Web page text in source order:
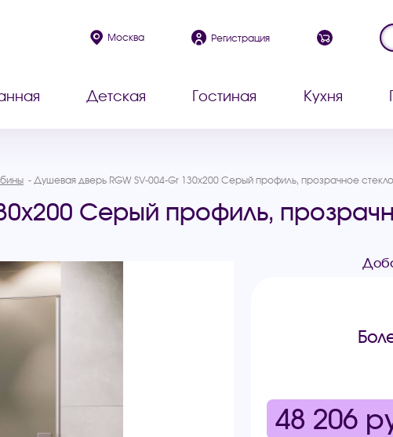
Москва Регистрация
Детская Гостиная Кухня
Душевая дверь RGW SV-004-Gr 130х200 Серый профиль, прозрачное стекло
Серый профиль,
48 206